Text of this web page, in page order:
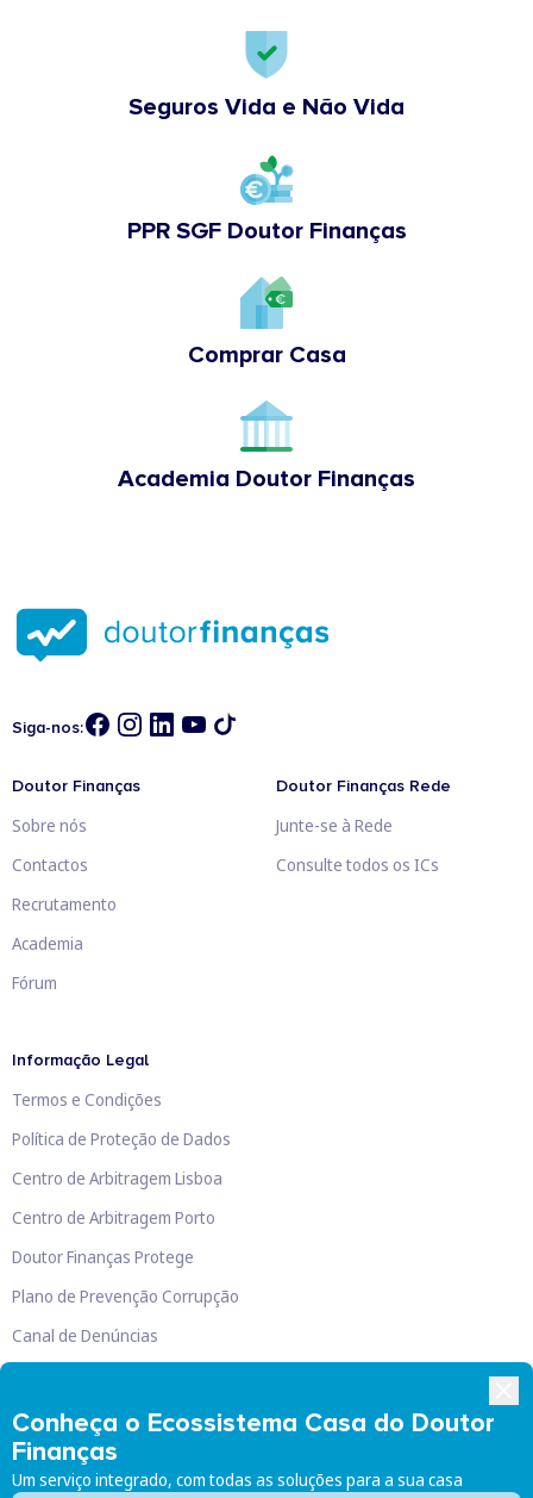
Seguros Vida e Não Vida
PPR SGF Doutor Finanças
Comprar Casa
Academia Doutor Finanças
Conheça o Ecossistema Casa do Doutor
Finanças
Um serviço integrado, com todas as soluções para a sua casa
Siga-nos:
Doutor Finanças
Sobre nós
Contactos
Recrutamento
Academia
Fórum
Doutor Finanças Rede
Junte-se à Rede
Consulte todos os ICs
Informação Legal
Termos e Condições
Política de Proteção de Dados
Centro de Arbitragem Lisboa
Centro de Arbitragem Porto
Doutor Finanças Protege
Plano de Prevenção Corrupção
Canal de Denúncias